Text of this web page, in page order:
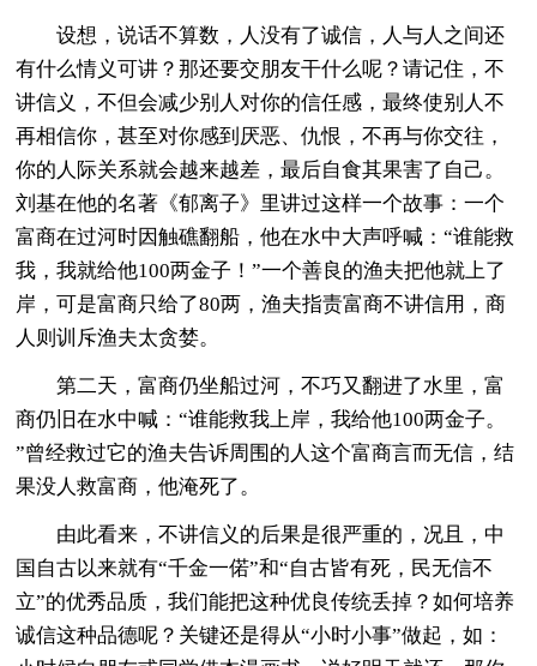
设想，说话不算数，人没有了诚信，人与人之间还
有什么情义可讲？那还要交朋友干什么呢？请记住，不
讲信义，不但会减少别人对你的信任感，最终使别人不
再相信你，甚至对你感到厌恶、仇恨，不再与你交往，
你的人际关系就会越来越差，最后自食其果害了自己。
刘基在他的名著《郁离子》里讲过这样一个故事：一个
富商在过河时因触礁翻船，他在水中大声呼喊：“谁能救
我，我就给他100两金子！”一个善良的渔夫把他就上了
岸，可是富商只给了80两，渔夫指责富商不讲信用，商
人则训斥渔夫太贪婪。
第二天，富商仍坐船过河，不巧又翻进了水里，富
商仍旧在水中喊：“谁能救我上岸，我给他100两金子。
”曾经救过它的渔夫告诉周围的人这个富商言而无信，结
果没人救富商，他淹死了。
由此看来，不讲信义的后果是很严重的，况且，中
国自古以来就有“千金一偌”和“自古皆有死，民无信不
立”的优秀品质，我们能把这种优良传统丢掉？如何培养
诚信这种品德呢？关键还是得从“小时小事”做起，如：